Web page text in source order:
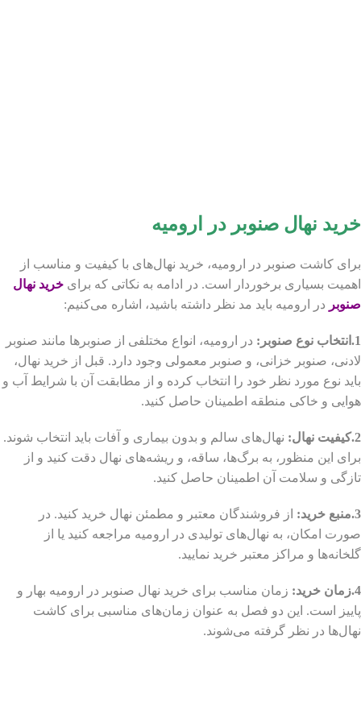
خرید نهال صنوبر در ارومیه
برای کاشت صنوبر در ارومیه، خرید نهال‌های با کیفیت و مناسب از
اهمیت بسیاری برخوردار است. در ادامه به نکاتی که برای خرید نهال
صنوبر در ارومیه باید مد نظر داشته باشید، اشاره می‌کنیم:
1.انتخاب نوع صنوبر:
در ارومیه، انواع مختلفی از صنوبرها مانند صنوبر
لادنی، صنوبر خزانی، و صنوبر معمولی وجود دارد. قبل از خرید نهال،
باید نوع مورد نظر خود را انتخاب کرده و از مطابقت آن با شرایط آب و
هوایی و خاکی منطقه اطمینان حاصل کنید.
2.کیفیت نهال:
نهال‌های سالم و بدون بیماری و آفات باید انتخاب شوند.
برای این منظور، به برگ‌ها، ساقه، و ریشه‌های نهال دقت کنید و از
تازگی و سلامت آن اطمینان حاصل کنید.
3.منبع خرید:
از فروشندگان معتبر و مطمئن نهال خرید کنید. در
صورت امکان، به نهال‌های تولیدی در ارومیه مراجعه کنید یا از
گلخانه‌ها و مراکز معتبر خرید نمایید.
4.زمان خرید:
زمان مناسب برای خرید نهال صنوبر در ارومیه بهار و
پاییز است. این دو فصل به عنوان زمان‌های مناسبی برای کاشت
نهال‌ها در نظر گرفته می‌شوند.